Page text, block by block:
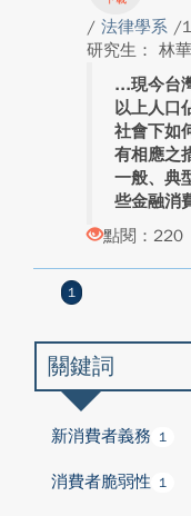
/ 法律學系 /
研究生： 林
現今台
以上人口
社會下如
有相應之
一般、典
些金融消
點閱：220
1
關鍵詞
新消費者義務 1
消費者脆弱性 1